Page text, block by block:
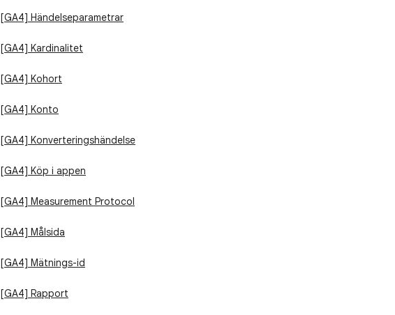
[GA4] Händelseparametrar
[GA4] Kardinalitet
[GA4] Kohort
[GA4] Konto
[GA4] Konverteringshändelse
[GA4] Köp i appen
[GA4] Measurement Protocol
[GA4] Målsida
[GA4] Mätnings-id
[GA4] Rapport